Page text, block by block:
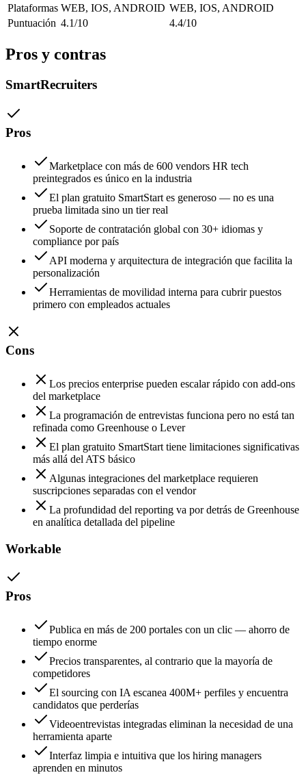
Plataformas WEB, IOS, ANDROID WEB, IOS, ANDROID
Puntuación 4.1/10 4.4/10
Pros y contras
SmartRecruiters
Pros
Marketplace con más de 600 vendors HR tech
preintegrados es único en la industria
El plan gratuito SmartStart es generoso — no es una
prueba limitada sino un tier real
Soporte de contratación global con 30+ idiomas y
compliance por país
API moderna y arquitectura de integración que facilita la
personalización
Herramientas de movilidad interna para cubrir puestos
primero con empleados actuales
Cons
Los precios enterprise pueden escalar rápido con add-ons
del marketplace
La programación de entrevistas funciona pero no está tan
refinada como Greenhouse o Lever
El plan gratuito SmartStart tiene limitaciones significativas
más allá del ATS básico
Algunas integraciones del marketplace requieren
suscripciones separadas con el vendor
La profundidad del reporting va por detrás de Greenhouse
en analítica detallada del pipeline
Workable
Pros
Publica en más de 200 portales con un clic — ahorro de
tiempo enorme
Precios transparentes, al contrario que la mayoría de
competidores
El sourcing con IA escanea 400M+ perfiles y encuentra
candidatos que perderías
Videoentrevistas integradas eliminan la necesidad de una
herramienta aparte
Interfaz limpia e intuitiva que los hiring managers
aprenden en minutos